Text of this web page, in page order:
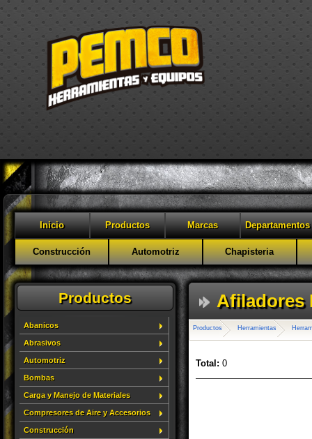
Inicio Productos Marcas Departamentos
Construcción Automotriz Chapisteria
Productos
Abanicos
Abrasivos
Automotriz
Bombas
Carga y Manejo de Materiales
Compresores de Aire y Accesorios
Construcción
Afiladores
Productos Herramientas
Total: 0